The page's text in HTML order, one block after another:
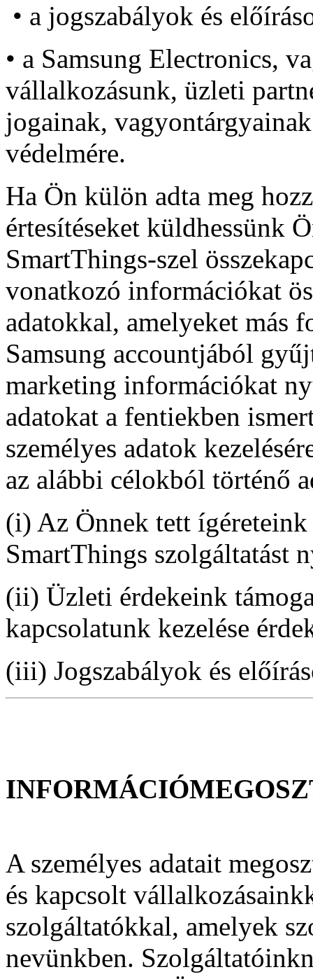
• a jogszabályok és
• a Samsung Electronics,
vállalkozásunk, üzleti
jogainak,
védelmére.
Ha Ön külön adta meg
értesítéseket küldhessünk
SmartThings-szel
vonatkozó információkat
adatokkal, amelyeket más
Samsung accountjából
marketing információkat
adatokat a fentiekben
személyes adatok
az alábbi célokból történő
(i) Az Önnek tett
SmartThings szolgáltatást
(ii) Üzleti érdekeink
kapcsolatunk kezelése
(iii) Jogszabályok és
A személyes adatait
és kapcsolt
szolgáltatókkal, amelyek
nevünkben.